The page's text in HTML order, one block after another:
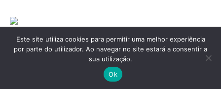
Este site utiliza cookies para permitir uma melhor experiência
por parte do utilizador. Ao navegar no site estará a consentir a
sua utilização.
Ok